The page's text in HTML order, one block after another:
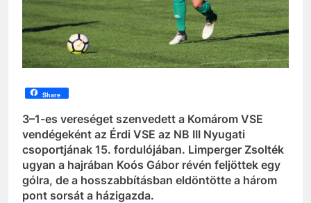
Share
3–1-es vereséget szenvedett a Komárom VSE
vendégeként az Érdi VSE az NB III Nyugati
csoportjának 15. fordulójában. Limperger Zsolték
ugyan a hajrában Koós Gábor révén feljöttek egy
gólra, de a hosszabbításban eldöntötte a három
pont sorsát a házigazda.